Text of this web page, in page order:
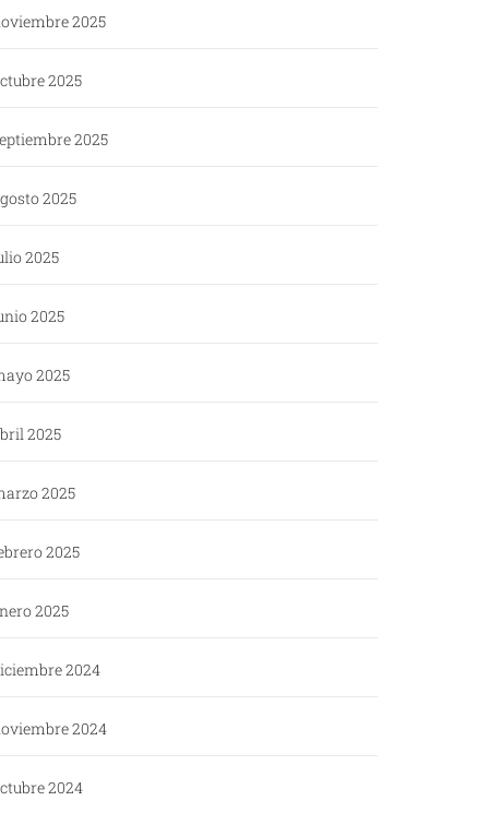
2025
2025
2025
2025
2025
2025
2025
2025
2025
2025
2025
2024
2024
2024